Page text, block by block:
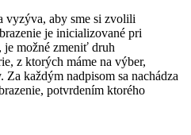
vyzýva, aby sme si zvolili
je inicializované pri
je možné zmeniť druh
z ktorých máme na výber,
Za každým nadpisom sa nachádza
potvrdením ktorého